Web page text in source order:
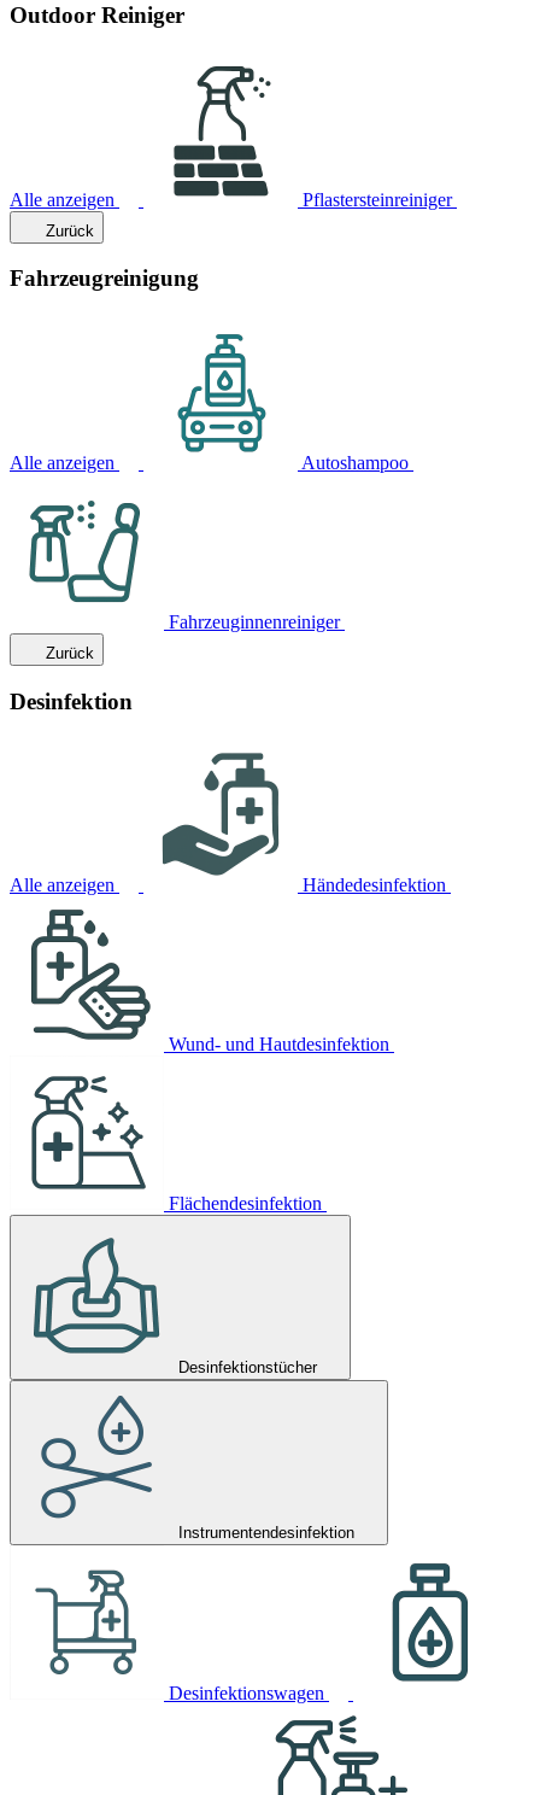
Outdoor Reiniger
Alle anzeigen Pflastersteinreiniger
Zurück
Fahrzeugreinigung
Alle anzeigen Autoshampoo
Fahrzeuginnenreiniger
Zurück
Desinfektion
Alle anzeigen Händedesinfektion
Wund- und Hautdesinfektion
Flächendesinfektion
Desinfektionstücher
Instrumentendesinfektion
Desinfektionswagen